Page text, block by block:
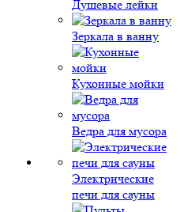
Душевые лейки
Зеркала в ванну
Кухонные мойки
Ведра для мусора
Электрические
печи для сауны